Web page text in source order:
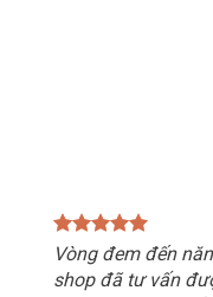
Vòng đem đến
shop đã tư vấn